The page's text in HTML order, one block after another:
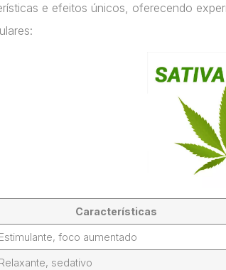
e efeitos únicos, oferecendo
Características
Estimulante, foco aumentado
Relaxante, sedativo